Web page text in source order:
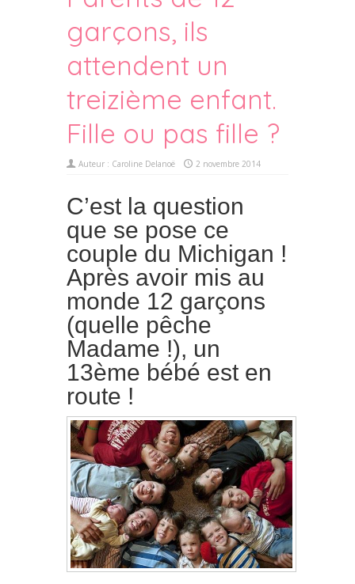
garçons, ils
attendent un
treizième enfant.
Fille ou pas fille ?
Auteur : Caroline Delanoë 2 novembre 2014
C’est la question
que se pose ce
couple du Michigan !
Après avoir mis au
monde 12 garçons
(quelle pêche
Madame !), un
13ème bébé est en
route !